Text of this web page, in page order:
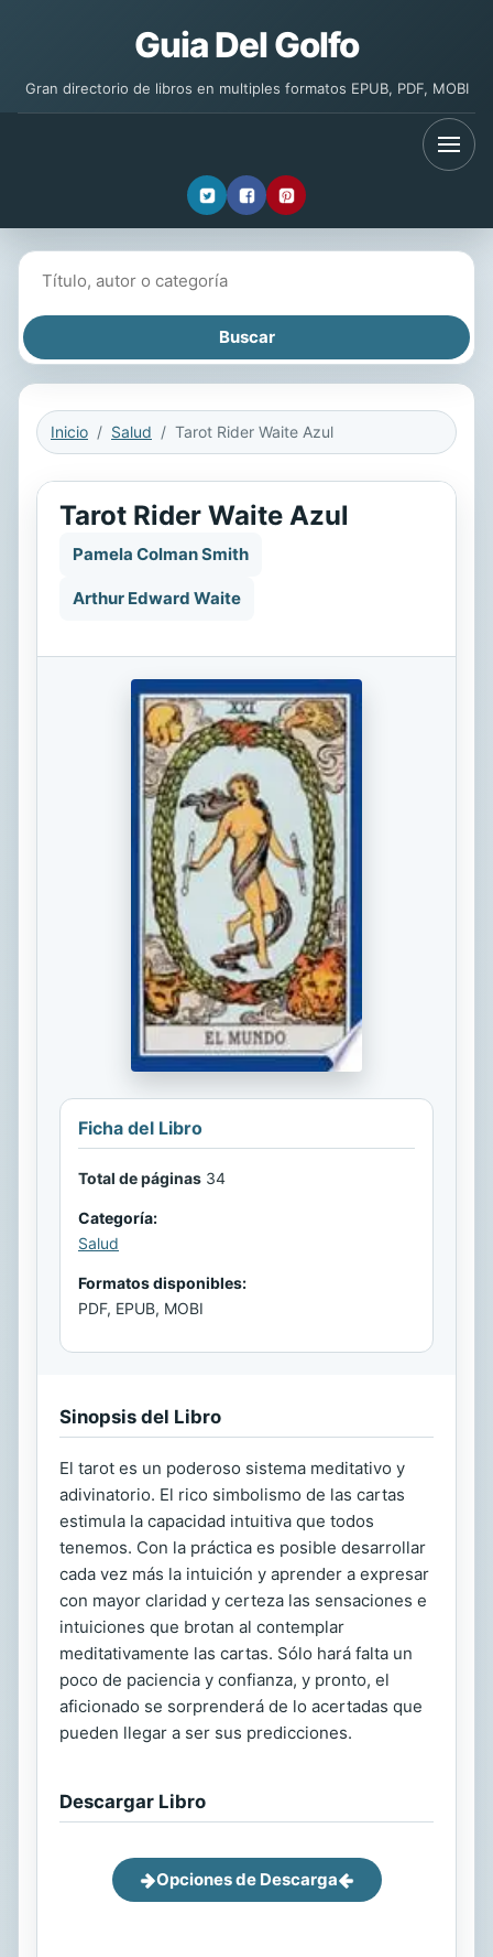
Guia Del Golfo
Gran directorio de libros en multiples formatos EPUB, PDF, MOBI
Inicio Salud Tarot Rider Waite Azul
Tarot Rider Waite Azul
Pamela Colman Smith
Arthur Edward Waite
Ficha del Libro
Total de páginas 34
Categoría:
Salud
Formatos disponibles:
PDF, EPUB, MOBI
Sinopsis del Libro
El tarot es un poderoso sistema meditativo y
adivinatorio. El rico simbolismo de las cartas
estimula la capacidad intuitiva que todos
tenemos. Con la práctica es posible desarrollar
cada vez más la intuición y aprender a expresar
con mayor claridad y certeza las sensaciones e
intuiciones que brotan al contemplar
meditativamente las cartas. Sólo hará falta un
poco de paciencia y confianza, y pronto, el
aficionado se sorprenderá de lo acertadas que
pueden llegar a ser sus predicciones.
Descargar Libro
Opciones de Descarga